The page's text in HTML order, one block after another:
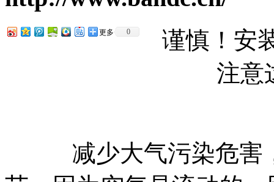
更多 0
谨慎！安
注意
减少大气污染危害